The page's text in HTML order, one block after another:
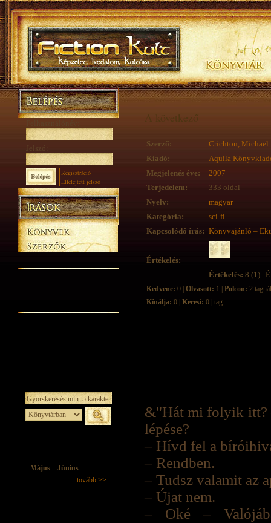
Jelszó:
Regisztráció
Elfelejtett jelszó
Május – Június
tovább >>
A következő
Szerző:
Crichton, Michael
Kiadó:
Aquila
Megjelenés éve:
2007
Terjedelem:
333 oldal
Nyelv:
magyar
Kategória:
sci-fi
Kapcsolódó írás: Könyvajánló –
Értékelés:
Értékelés: 8 (1) |
Kedvenc: 0 | Olvasott: 1 | Polcon: 2 tagnál
Kínálja: 0 | Keresi: 0 | tag
&"Hát mi folyik itt?
lépése?
– Hívd fel a
– Rendben.
– Tudsz valamit az
– Újat nem.
– Oké –